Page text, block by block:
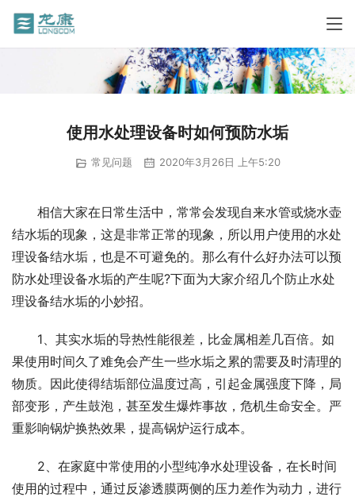
使用水处理设备时如何预防水垢
常见问题 2020年3月26日 上午5:20
相信大家在日常生活中，常常会发现自来水管或烧水壶
结水垢的现象，这是非常正常的现象，所以用户使用的水处
理设备结水垢，也是不可避免的。那么有什么好办法可以预
防水处理设备水垢的产生呢?下面为大家介绍几个防止水处
理设备结水垢的小妙招。
1、其实水垢的导热性能很差，比金属相差几百倍。如
果使用时间久了难免会产生一些水垢之累的需要及时清理的
物质。因此使得结垢部位温度过高，引起金属强度下降，局
部变形，产生鼓泡，甚至发生爆炸事故，危机生命安全。严
重影响锅炉换热效果，提高锅炉运行成本。
2、在家庭中常使用的小型纯净水处理设备，在长时间
使用的过程中，通过反渗透膜两侧的压力差作为动力，进行